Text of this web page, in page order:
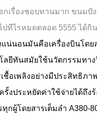
กเรื่องชอบทานมาก ขนมปั
ปทีไรหมดตลอด 5555ได้กิ
งแน่นอนมันคือเครื่องบินโ
ลยีทันสมัยใช้นวัตกรรมทา
ชื้อเพลิงอย่างมีประสิทธิภ
งประหยัดค่าใช้จ่ายได้ถึง
ทุกผู้โดยสารเต็มลำ A380-